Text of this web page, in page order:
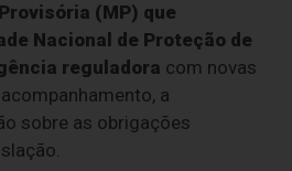
(MP) que
Nacional de Proteção de
reguladora com novas
a
sobre as obrigações